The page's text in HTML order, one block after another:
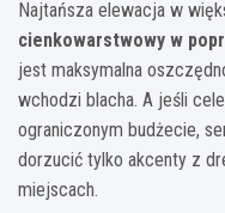
Najtańsza elewacja w
cienkowarstwowy w
jest maksymalna
wchodzi blacha. A jeśli
ograniczonym budżecie,
dorzucić tylko akcenty z
miejscach.